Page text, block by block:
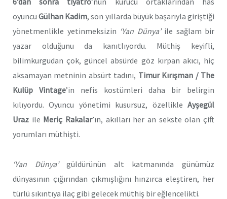
oyuncu Gülhan Kadim, son yıllarda büyük başarıyla giriştiği
yönetmenlikle yetinmeksizin ‘Yan Dünya’ile sağlam bir
yazar olduğunu da kanıtlıyordu. Müthiş keyifli,
bilimkurgudan çok, güncel absürde göz kırpan akıcı, hiç
aksamayan metninin absürt tadını, Timur Kırışman / The
Kulüp Vintage’in nefis kostümleri daha bir belirgin
kılıyordu. Oyuncu yönetimi kusursuz, özellikle Ayşegül
Uraz ile Meriç Rakalar’ın, akılları her an sekste olan çift
yorumları müthişti.
‘Yan Dünya’güldürünün alt katmanında günümüz
dünyasının çığırından çıkmışlığını hınzırca eleştiren, her
türlü sıkıntıya ilaç gibi gelecek müthiş bir eğlencelikti.